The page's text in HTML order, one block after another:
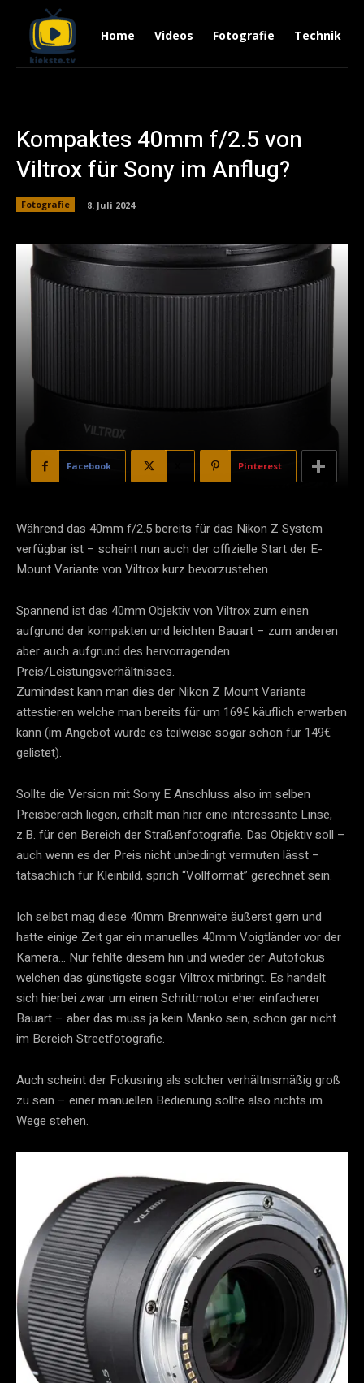
Home Videos Fotografie Technik
Kompaktes 40mm f/2.5 von
Viltrox für Sony im Anflug?
Fotografie 8. Juli 2024
Facebook Pinterest
Während das 40mm f/2.5 bereits für das Nikon Z System
verfügbar ist – scheint nun auch der offizielle Start der E-
Mount Variante von Viltrox kurz bevorzustehen.
Spannend ist das 40mm Objektiv von Viltrox zum einen
aufgrund der kompakten und leichten Bauart – zum anderen
aber auch aufgrund des hervorragenden
Preis/Leistungsverhältnisses.
Zumindest kann man dies der Nikon Z Mount Variante
attestieren welche man bereits für um 169€ käuflich erwerben
kann (im Angebot wurde es teilweise sogar schon für 149€
gelistet).
Sollte die Version mit Sony E Anschluss also im selben
Preisbereich liegen, erhält man hier eine interessante Linse,
z.B. für den Bereich der Straßenfotografie. Das Objektiv soll –
auch wenn es der Preis nicht unbedingt vermuten lässt –
tatsächlich für Kleinbild, sprich “Vollformat” gerechnet sein.
Ich selbst mag diese 40mm Brennweite äußerst gern und
hatte einige Zeit gar ein manuelles 40mm Voigtländer vor der
Kamera… Nur fehlte diesem hin und wieder der Autofokus
welchen das günstigste sogar Viltrox mitbringt. Es handelt
sich hierbei zwar um einen Schrittmotor eher einfacherer
Bauart – aber das muss ja kein Manko sein, schon gar nicht
im Bereich Streetfotografie.
Auch scheint der Fokusring als solcher verhältnismäßig groß
zu sein – einer manuellen Bedienung sollte also nichts im
Wege stehen.